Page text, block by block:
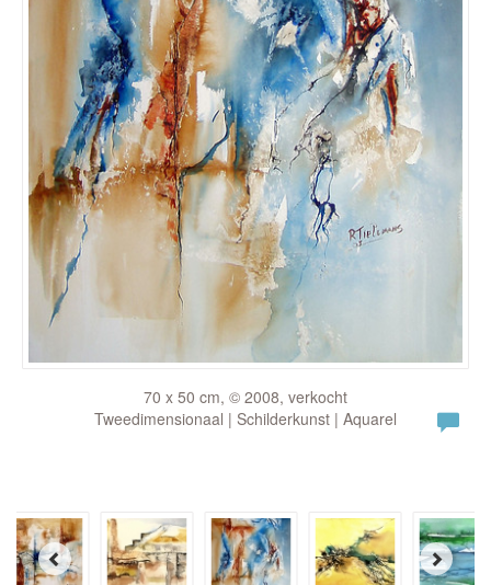
70 x 50 cm, © 2008, verkocht
Tweedimensionaal | Schilderkunst | Aquarel